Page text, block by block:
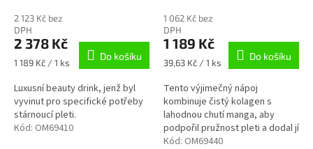
produktu
je
5,0
z
hvězdiček.
2 123 Kč bez
DPH
2 378 Kč
Měrná
1 189 Kč / 1 ks
Do košíku
Luxusní beauty drink, jenž byl
vyvinut pro specifické potřeby
stárnoucí pleti.
Kód: OM69410
produktu
je
5,0
z
hvězdiček.
1 062 Kč bez
DPH
1 189 Kč
Měrná
39,63 Kč / 1 ks
Do košíku
Tento výjimečný nápoj
kombinuje čistý kolagen s
lahodnou chutí manga, aby
podpořil pružnost pleti a dodal jí
zářivý vzhled.
Kód: OM69440